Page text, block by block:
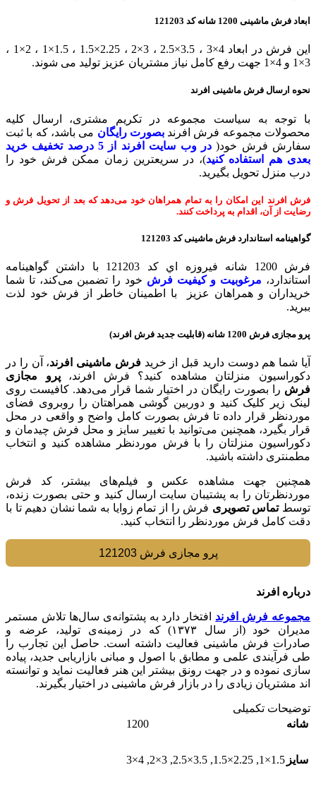
ابعاد فرش ماشینی 1200 شانه کد 121203
این فرش در ابعاد 4×3 ، 3.5×2.5 ، 3×2 ، 2.25×1.5 ، 1.5×1 ، 2×1 ،
3×1 و 4×1 جهت رفع کامل نیاز مشتریان عزیز تولید می شوند.
نحوه ارسال فرش ماشینی افرند
با توجه به سیاست مجموعه در تکریم مشتری، ارسال کلیه
محصولات مجموعه فرش افرندبصورت رایگان می باشد، که با ثبت
سفارش فرش خود(در وب سایت افرند
از 5 درصد تخفیف خرید
بعدی هم استفاده کنید)، در سریعترین زمان ممکن فرش خود را
درب منزل تحویل بگیرید.
فرش افرند این امکان را به تمام همراهان خود می‌دهد که بعد از تحویل فرش و
رضایت از آن، اقدام به پرداخت کنند.
گواهینامه استاندارد فرش ماشینیکد 121203
فرش 1200 شانه فيروزه اي کد 121203 با داشتن گواهینامه
استاندارد، مرغوبیت و کیفیت فرش خود را تضمبن می‌کند، تا شما
خریداران و همراهان عزیز با اطمینان خاطر از فرش خود لذت
ببرید.
پرو مجازی فرش 1200 شانه (قابلیت جدید فرش افرند)
آیا شما هم دوست دارید قبل از خریدفرش ماشینی افرند، آن را در
دکوراسیون منزلتان مشاهده کنید؟ فرش افرند،پرو مجازی
فرش را بصورت رایگان در اختیار شما قرار می‌دهد. کافیست روی
لینک زیر کلیک کنید و دوربین گوشی همراهتان را روبروی فضای
موردنظر قرار داده تا فرش بصورت کامل واضح و واقعی در محل
قرار بگیرد، همچنین می‌توانید با تغییر سایز و محل فرش چیدمان و
دکوراسیون منزلتان را با فرش موردنظر مشاهده کنید و انتخاب
مطمنتری داشته باشید.
همچنین جهت مشاهده عکس و فیلم‌های بیشتر، کد فرش
موردنظرتان را به پشتیبان سایت ارسال کنید و حتی بصورت زنده،
توسطتماس تصویری فرش را از تمام زوایا به شما نشان دهیم تا با
دقت کامل فرش موردنظر را انتخاب کنيد.
پرو مجازی فرش 121203
درباره افرند
مجموعه فرش افرند افتخار دارد به پشتوانه‌ی سال‌ها تلاش مستمر
مدیران خود (از سال ۱۳۷۳) که در زمینه‌ی تولید، عرضه و
صادرات فرش ماشینی فعالیت داشته است. حاصل این تجارب را
طی فرآیندی علمی و مطابق با اصول و مبانی بازاریابی جدید، پیاده
سازی نموده و در جهت رونق بیشتر این هنر فعالیت نماید و توانسته
اند مشتریان زیادی را در بازار فرش ماشینی در اختیار بگیرند.
توضیحات تکمیلی
شانه
1200
سایز 1.5×1
,
2.25×1.5
,
3.5×2.5
,
3×2
,
4×3